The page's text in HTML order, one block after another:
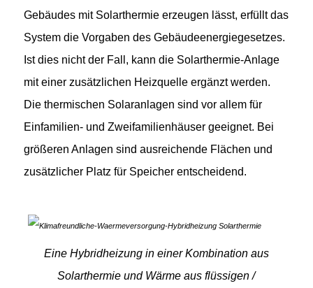
Gebäudes mit Solarthermie erzeugen lässt, erfüllt das
System die Vorgaben des Gebäudeenergiegesetzes.
Ist dies nicht der Fall, kann die Solarthermie-Anlage
mit einer zusätzlichen Heizquelle ergänzt werden.
Die thermischen Solaranlagen sind vor allem für
Einfamilien- und Zweifamilienhäuser geeignet. Bei
größeren Anlagen sind ausreichende Flächen und
zusätzlicher Platz für Speicher entscheidend.
Eine Hybridheizung in einer Kombination aus
Solarthermie und Wärme aus flüssigen /